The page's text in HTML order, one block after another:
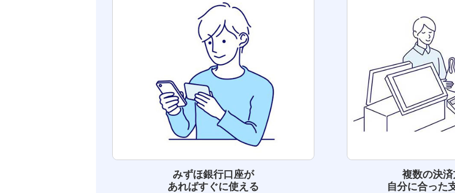
みずほ銀行口座が
あればすぐに使える
複数の決
自分に合った